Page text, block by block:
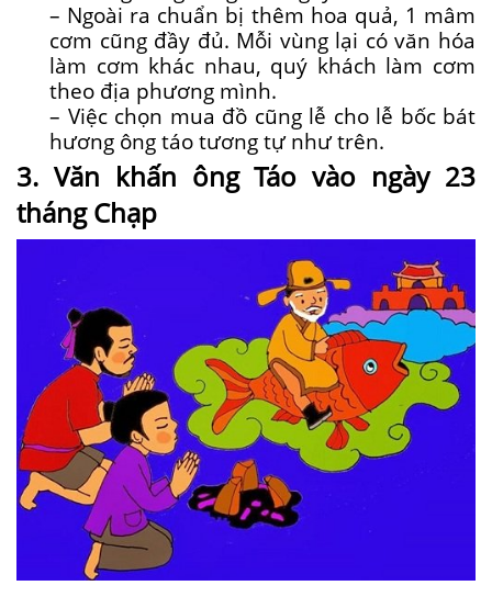
– Ngoài ra chuẩn bị thêm hoa quả, 1 mâm
cơm cũng đầy đủ. Mỗi vùng lại có văn hóa
làm cơm khác nhau, quý khách làm cơm
theo địa phương mình.
– Việc chọn mua đồ cũng lễ cho lễ bốc bát
hương ông táo tương tự như trên.
3. Văn khấn ông Táo vào ngày 23
tháng Chạp